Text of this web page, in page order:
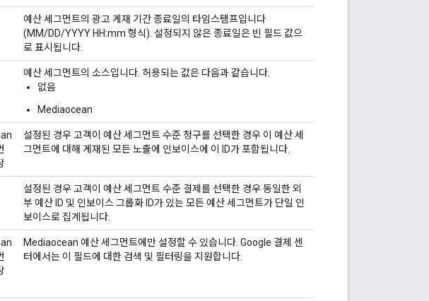
예산 세그먼트의 광고 게재 기간 종료일의 타임스탬프입니다
(MM/DD/YYYY HH:mm 형식). 설정되지 않은 종료일은 빈 필드 값으
로 표시됩니다.
예산 세그먼트의 소스입니다. 허용되는 값은 다음과 같습니다.
없음
Mediaocean
설정된 경우 고객이 예산 세그먼트 수준 청구를 선택한 경우 이 예산 세
그먼트에 대해 게재된 모든 노출에 인보이스에 이 ID가 포함됩니다.
설정된 경우 고객이 예산 세그먼트 수준 결제를 선택한 경우 동일한 외
부 예산 ID 및 인보이스 그룹화 ID가 있는 모든 예산 세그먼트가 단일 인
보이스로 집계됩니다.
Mediaocean 예산 세그먼트에만 설정할 수 있습니다. Google 결제 센
터에서는 이 필드에 대한 검색 및 필터링을 지원합니다.